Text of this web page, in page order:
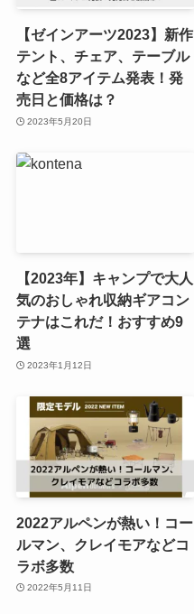
【ゼインアーツ2023】新作
テント、チェア、テーブル
など全8アイテム発表！発
売日と価格は？
2023年5月20日
【2023年】キャンプで大人
気のおしゃれ収納ギアコン
テナはこれだ！おすすめ9
選
2023年1月12日
2022アルペンが熱い！コー
ルマン、クレイモアなどコ
ラボ多数
2022年5月11日